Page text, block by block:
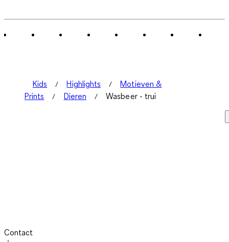
Kids Highlights
Motieven &
Prints
Dieren Wasbeer - trui
Contact